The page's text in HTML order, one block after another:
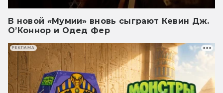
В новой «Мумии» вновь сыграют Кевин Дж.
О’Коннор и Одед Фер
РЕКЛАМА